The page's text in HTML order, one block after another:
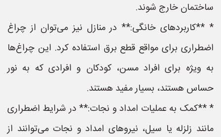
ساختمان خارج شوند.
* **کاربردهای خانگی:** در منازل نیز می‌توان از چراغ
اضطراری برای مواقع قطع برق استفاده کرد. این چراغ‌ها
به ویژه برای افراد مسن، کودکان و افرادی که به نور
حساس هستند، بسیار مفید هستند.
* **کمک به عملیات امداد و نجات:** در شرایط اضطراری
مانند زلزله یا سیل، نیروهای امداد و نجات می‌توانند از